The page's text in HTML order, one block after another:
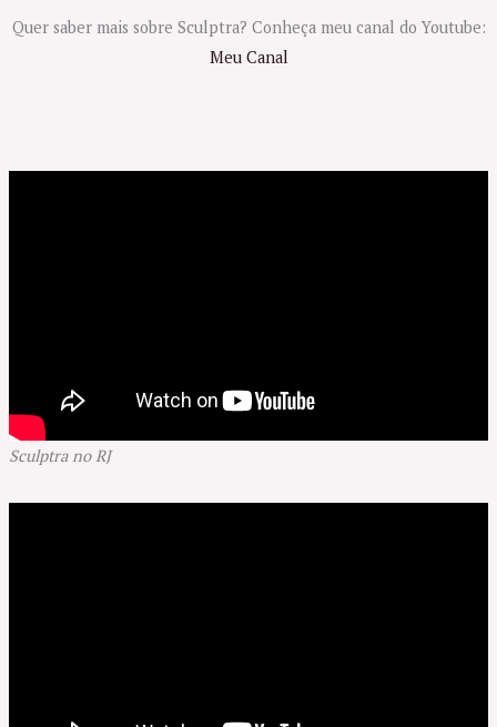
Quer saber mais sobre Sculptra? Conheça meu canal do Youtube:
Meu Canal
Sculptra no RJ